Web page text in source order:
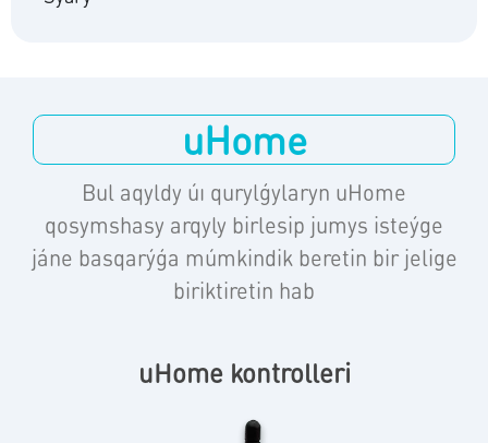
uHome
Bul aqyldy úı qurylǵylaryn uHome
qosymshasy arqyly birlesip jumys isteýge
jáne basqarýǵa múmkindik beretin bir jelige
biriktiretin hab
uHome kontrolleri